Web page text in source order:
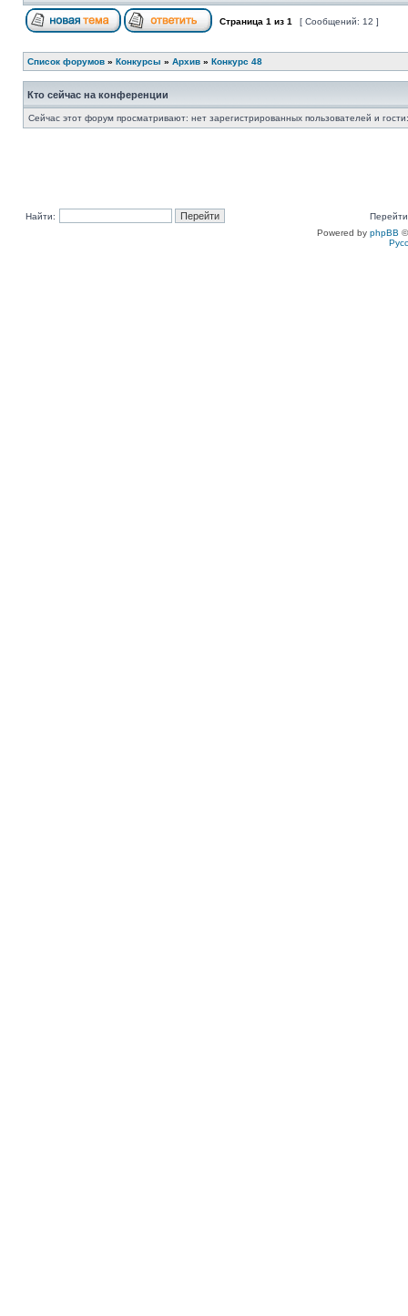
Страница 1 из 1 [ Сообщений: 12 ]
Список форумов » Конкурсы » Архив » Конкурс 48
Кто сейчас на конференции
Сейчас этот форум просматривают: нет зарегистрированных пользователей и
Найти:
Powered by phpBB